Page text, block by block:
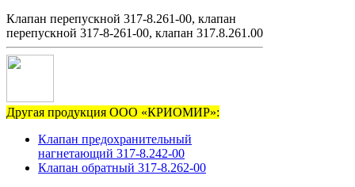
Клапан перепускной 317-8.261-00, клапан
перепускной 317-8-261-00, клапан 317.8.261.00
Другая продукция ООО «КРИОМИР»:
Клапан предохранительный
нагнетающий 317-8.242-00
Клапан обратный 317-8.262-00